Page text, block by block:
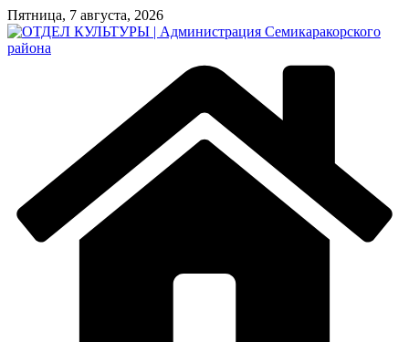
Перейти
к
содержимому
Пятница, 7 августа, 2026